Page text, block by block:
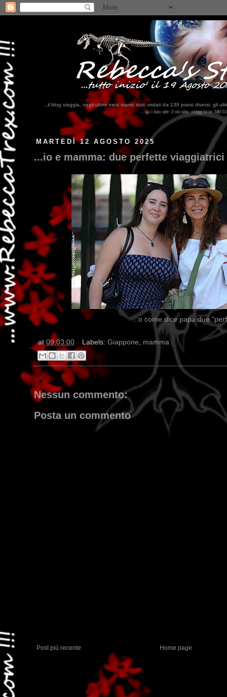
...il blog viaggia, negli ultimi mesi siamo stati visitati da 139 paesi diversi, gli
...qui trovate il nostro viaggio in MESSICO 2023...clikka qui !!!
MARTEDÌ 12 AGOSTO 2025
...io e mamma: due perfette
...o come dice papà due
at09:03:00 Labels: Giappone, mamma
Nessun commento:
Posta un commento
Post più recente Home page